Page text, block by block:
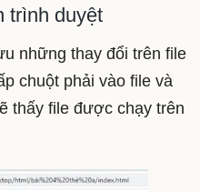
trình duyệt
những thay đổi trên file
chuột phải vào file và
thấy file được chạy trên